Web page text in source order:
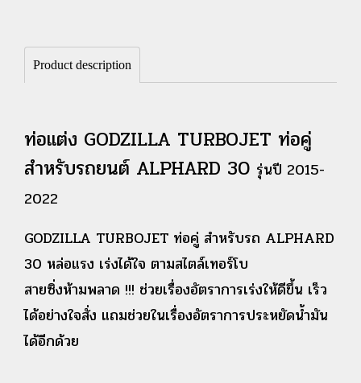
Product description
ท่อแต่ง GODZILLA TURBOJET ท่อคู่
สำหรับรถยนต์ ALPHARD 30 รุ่นปี 2015-
2022
GODZILLA TURBOJET ท่อคู่ สำหรับรถ ALPHARD
30 หล่อแรง เร่งได้ใจ ตามสไตล์เทอร์โบ
สายซิ่งห้ามพลาด !!! ช่วยเรื่องอัตราการเร่งให้ดีขึ้น เร็ว
ได้อย่างใจสั่ง แถมช่วยในเรื่องอัตราการประหยัดน้ำมัน
ได้อีกด้วย